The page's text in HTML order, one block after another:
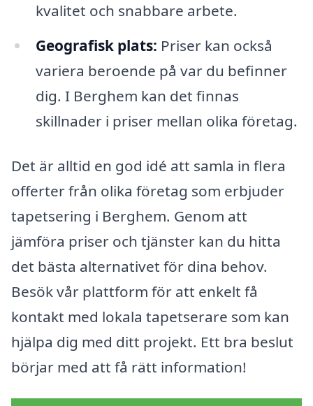
kvalitet och snabbare arbete.
Geografisk plats: Priser kan också
variera beroende på var du befinner
dig. I Berghem kan det finnas
skillnader i priser mellan olika företag.
Det är alltid en god idé att samla in flera
offerter från olika företag som erbjuder
tapetsering i Berghem. Genom att
jämföra priser och tjänster kan du hitta
det bästa alternativet för dina behov.
Besök vår plattform för att enkelt få
kontakt med lokala tapetserare som kan
hjälpa dig med ditt projekt. Ett bra beslut
börjar med att få rätt information!